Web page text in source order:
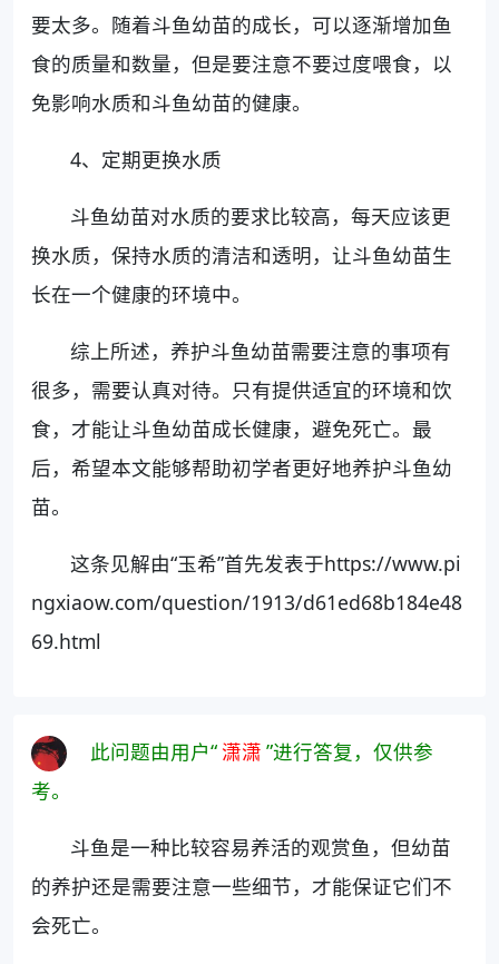
要太多。随着斗鱼幼苗的成长，可以逐渐增加鱼
食的质量和数量，但是要注意不要过度喂食，以
免影响水质和斗鱼幼苗的健康。
4、定期更换水质
斗鱼幼苗对水质的要求比较高，每天应该更
换水质，保持水质的清洁和透明，让斗鱼幼苗生
长在一个健康的环境中。
综上所述，养护斗鱼幼苗需要注意的事项有
很多，需要认真对待。只有提供适宜的环境和饮
食，才能让斗鱼幼苗成长健康，避免死亡。最
后，希望本文能够帮助初学者更好地养护斗鱼幼
苗。
这条见解由“玉希”首先发表于https://www.pi
ngxiaow.com/question/1913/d61ed68b184e48
69.html
此问题由用户“ 潇潇 ”进行答复，仅供参
考。
斗鱼是一种比较容易养活的观赏鱼，但幼苗
的养护还是需要注意一些细节，才能保证它们不
会死亡。